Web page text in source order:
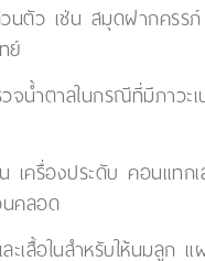
วนตัว เช่น สมุดฝากครร
ย์
จน้ำตาลในกรณีที่มีภาวะ
เครื่องประดับ คอนแทกเ
คลอด
ะเสื้อในสำหรับให้นมลูก